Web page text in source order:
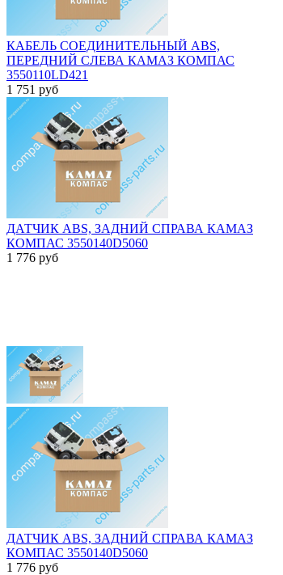
КАБЕЛЬ СОЕДИНИТЕЛЬНЫЙ ABS,
ПЕРЕДНИЙ СЛЕВА КАМАЗ КОМПАС
3550110LD421
1 751 руб
ДАТЧИК ABS, ЗАДНИЙ СПРАВА КАМАЗ
КОМПАС 3550140D5060
1 776 руб
ДАТЧИК ABS, ЗАДНИЙ СПРАВА КАМАЗ
КОМПАС 3550140D5060
1 776 руб